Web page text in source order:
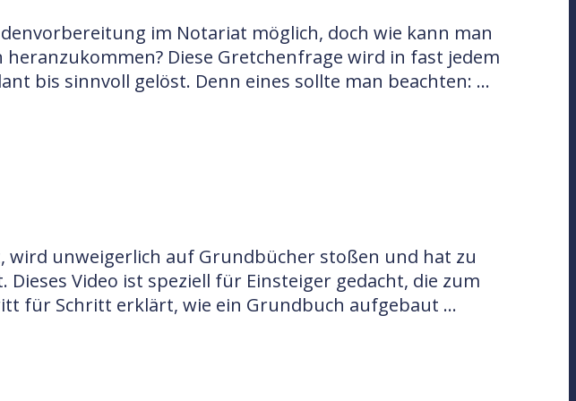
im Notariat möglich, doch wie kann man
Diese Gretchenfrage wird in fast jedem
bis sinnvoll gelöst. Denn eines sollte man beachten: …
wird unweigerlich auf Grundbücher stoßen und hat zu
Video ist speziell für Einsteiger gedacht, die zum
für Schritt erklärt, wie ein Grundbuch aufgebaut …